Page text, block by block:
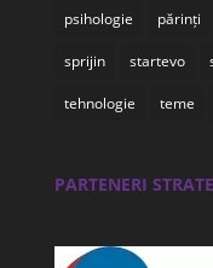
psihologie părinți
sprijin startevo
tehnologie teme
PARTENERI